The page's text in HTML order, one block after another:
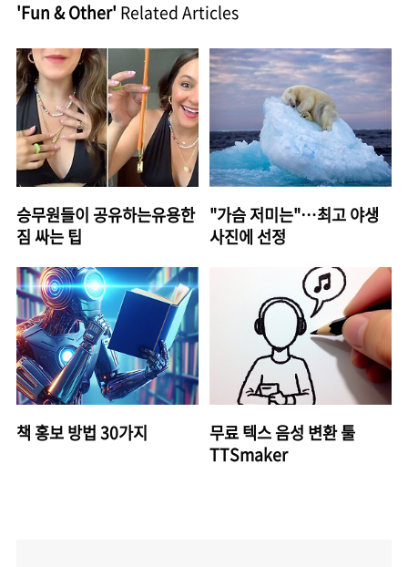
'Fun & Other' Related Articles
승무원들이 공유하는유용한
짐 싸는 팁
"가슴 저미는"…최고 야생
사진에 선정
책 홍보 방법 30가지
무료 텍스 음성 변환 툴
TTSmaker